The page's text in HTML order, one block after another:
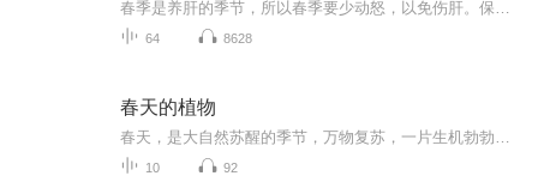
64 8628
春天的植物
10 92